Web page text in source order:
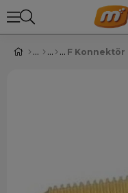
F Konnektör